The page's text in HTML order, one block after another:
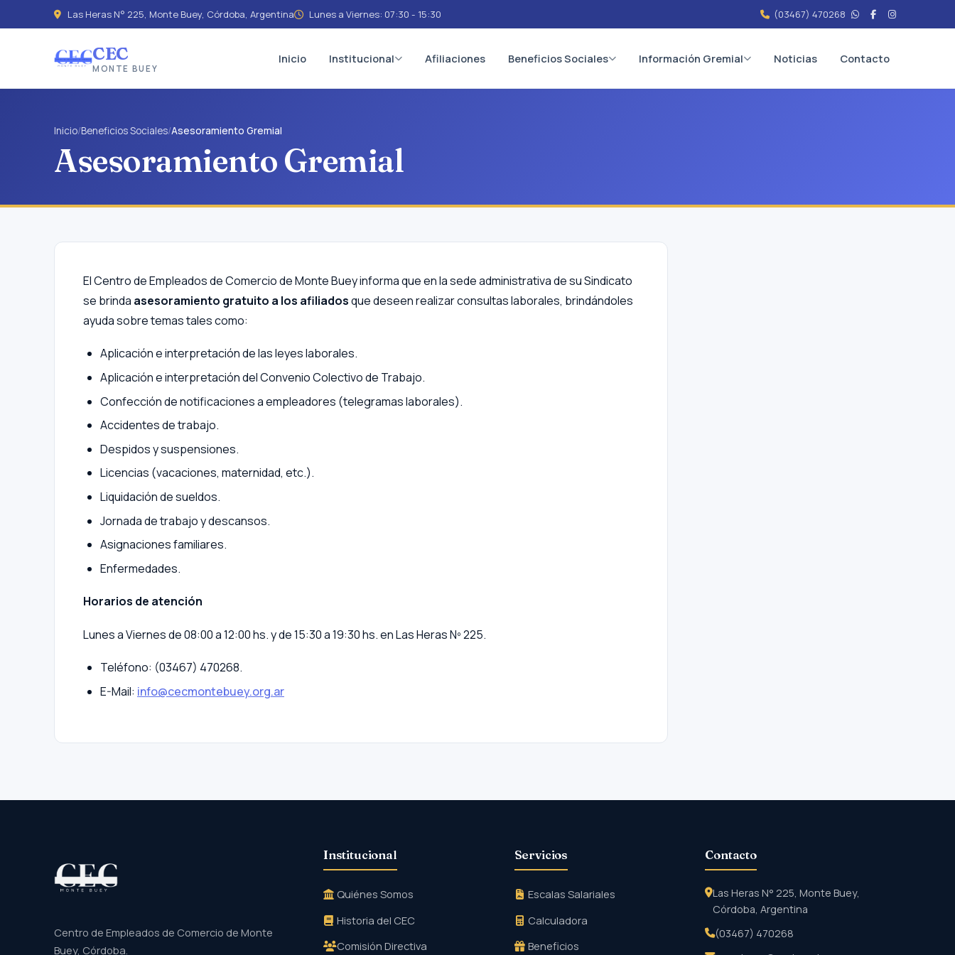
Las Heras N° 225, Monte Buey, Córdoba, Argentina Lunes a Viernes: 07:30 - 15:30 (03467) 470268
CEC
MONTE BUEY
Inicio Institucional Afiliaciones Beneficios Sociales Información Gremial Noticias Contacto
Inicio/Beneficios Sociales/Asesoramiento Gremial
Asesoramiento Gremial
El Centro de Empleados de Comercio de Monte Buey informa que en la sede administrativa de su Sindicato
se brinda asesoramiento gratuito a los afiliadosque deseen realizar consultas laborales, brindándoles
ayuda sobre temas tales como:
Aplicación e interpretación de las leyes laborales.
Aplicación e interpretación del Convenio Colectivo de Trabajo.
Confección de notificaciones a empleadores (telegramas laborales).
Accidentes de trabajo.
Despidos y suspensiones.
Licencias (vacaciones, maternidad, etc.).
Liquidación de sueldos.
Jornada de trabajo y descansos.
Asignaciones familiares.
Enfermedades.
Horarios de atención
Lunes a Viernes de 08:00 a 12:00 hs. y de 15:30 a 19:30 hs. en Las Heras Nº 225.
Teléfono: (03467) 470268.
E-Mail: info@cecmontebuey.org.ar
Centro de Empleados de Comercio de Monte
Buey, Córdoba.
Institucional
Quiénes Somos
Historia del CEC
Comisión Directiva
Servicios
Escalas Salariales
Calculadora
Beneficios
Contacto
Las Heras N° 225, Monte Buey,
Córdoba, Argentina
(03467) 470268